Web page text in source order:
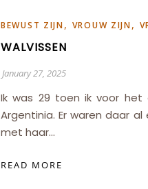
BEWUST ZIJN, VROUW ZIJN,
WALVISSEN
January 27, 2025
Ik was 29 toen ik voor het
Argentinia. Er waren daar
met haar…
READ MORE